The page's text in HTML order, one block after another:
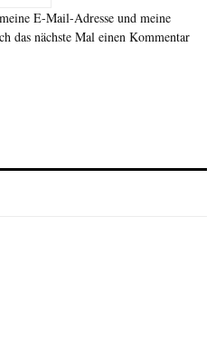
E-Mail-Adresse und meine
das nächste Mal einen Kommentar